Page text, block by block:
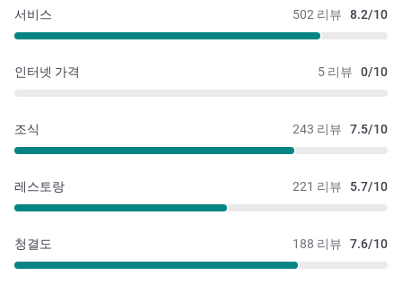
502 리뷰 8.2/10
서비스
5 리뷰 0/10
인터넷 가격
243 리뷰 7.5/10
조식
221 리뷰 5.7/10
레스토랑
188 리뷰 7.6/10
청결도